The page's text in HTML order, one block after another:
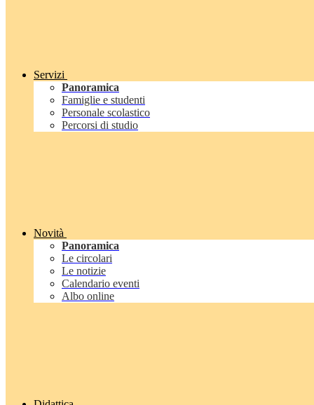
Servizi
Panoramica
Famiglie e studenti
Personale scolastico
Percorsi di studio
Novità
Panoramica
Le circolari
Le notizie
Calendario eventi
Albo online